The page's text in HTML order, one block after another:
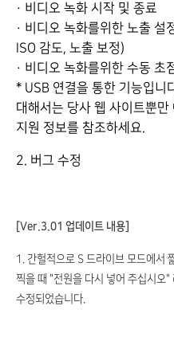
・ 비디오 녹화 시작 및 종료
・ 비디오 녹화를위한 노출
ISO 감도, 노출 보정)
・ 비디오 녹화를위한 수동 초
* USB 연결을 통한 기능입니
대해서는 당사 웹 사이트뿐만
지원 정보를 참조하세요.
2. 버그 수정
[Ver.3.01 업데이트 내용]
1. 간헐적으로 S 드라이브 모드에서
찍을 때 "전원을 다시 넣어 주십시오"
수정되었습니다.